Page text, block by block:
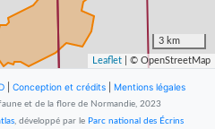
noire
Linnaeus, 1758
domestique
3 km
Leaflet | © OpenStreetMap
Conception et crédits Mentions légales
et de la flore de Normandie, 2023
, développé par le Parc national des Écrins